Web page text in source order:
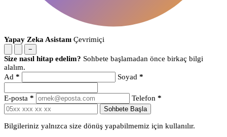
Yapay Zeka Asistanı Çevrimiçi
−
Size nasıl hitap edelim? Sohbete başlamadan önce birkaç bilgi
alalım.
Ad * Soyad *
E-posta * Telefon *
Sohbete Başla
Bilgileriniz yalnızca size dönüş yapabilmemiz için kullanılır.